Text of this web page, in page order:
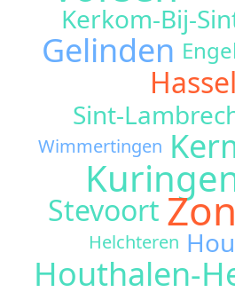
Kerkom-Bij-
Gelinden
Sint-
Wimmertingen
Stevoort
Helchteren
Houthalen-